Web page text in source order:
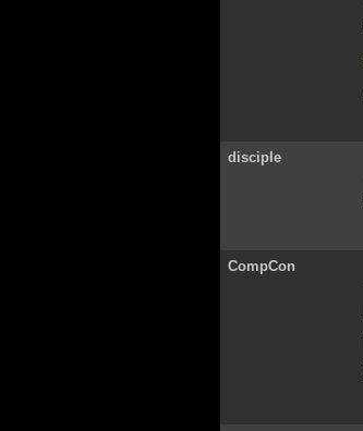
disciple
CompCon